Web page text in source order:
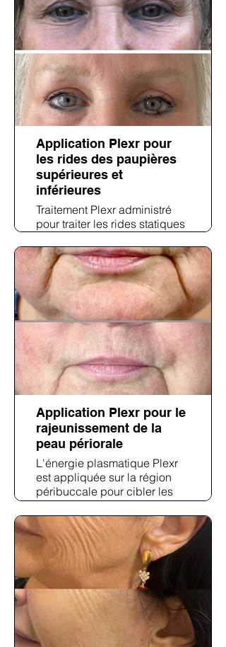
Application Plexr pour
les rides des paupières
supérieures et
inférieures
Traitement Plexr administré
pour traiter les rides statiques
paupières supérieures et
inférieures. Les résultats post-
traitement montrent un
raffermissement notable des
paupières, une texture
périorbitaire plus lisse et une
apparence rafraîchie.
Application Plexr pour le
rajeunissement de la
peau périorale
L'énergie plasmatique Plexr
est appliquée sur la région
péribuccale pour cibler les
rides superficielles et le
relâchement cutané. L'image
post-traitement révèle une
texture péribuccale plus lisse
et un adoucissement des
rides d'amertume.